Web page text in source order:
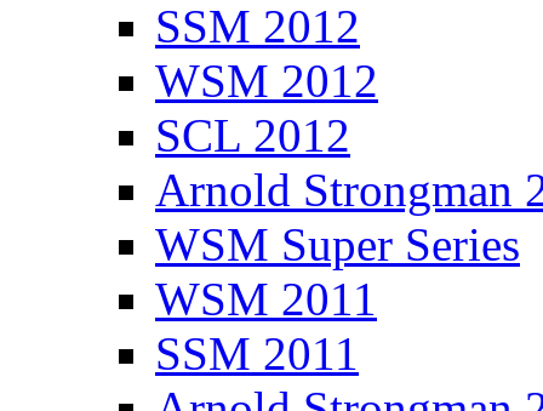
SSM 2012
WSM 2012
SCL 2012
Arnold Strongman
WSM Super Series
WSM 2011
SSM 2011